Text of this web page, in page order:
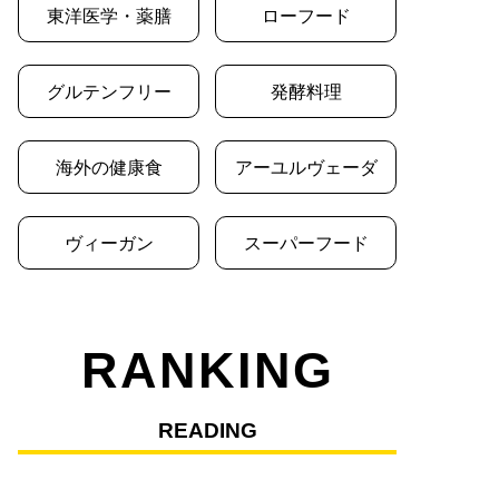
東洋医学・薬膳 ローフード
グルテンフリー 発酵料理
海外の健康食 アーユルヴェーダ
ヴィーガン スーパーフード
RANKING
READING